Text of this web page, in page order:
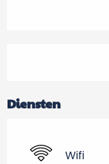
Diensten
Wifi